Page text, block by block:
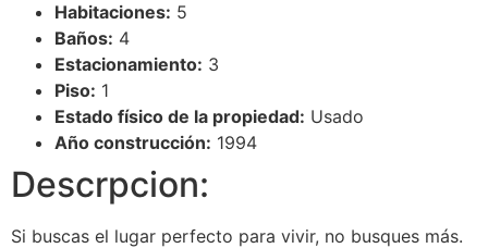
Habitaciones: 5
Baños: 4
Estacionamiento: 3
Piso: 1
Estado físico de la propiedad: Usado
Año construcción: 1994
Descrpcion:
Si buscas el lugar perfecto para vivir, no busques más.